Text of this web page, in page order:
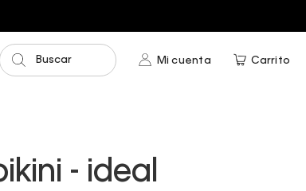
Buscar Mi cuenta Carrito
- ideal